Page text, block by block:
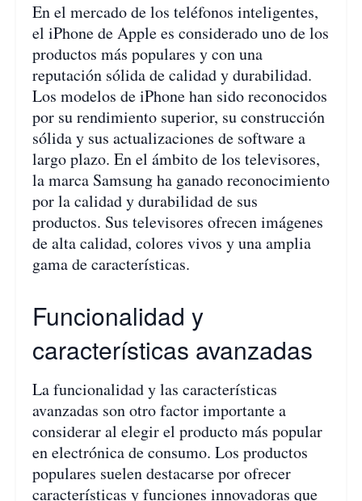
En el mercado de los teléfonos inteligentes,
el iPhone de Apple es considerado uno de los
productos más populares y con una
reputación sólida de calidad y durabilidad.
Los modelos de iPhone han sido reconocidos
por su rendimiento superior, su construcción
sólida y sus actualizaciones de software a
largo plazo. En el ámbito de los televisores,
la marca Samsung ha ganado reconocimiento
por la calidad y durabilidad de sus
productos. Sus televisores ofrecen imágenes
de alta calidad, colores vivos y una amplia
gama de características.
Funcionalidad y
características avanzadas
La funcionalidad y las características
avanzadas son otro factor importante a
considerar al elegir el producto más popular
en electrónica de consumo. Los productos
populares suelen destacarse por ofrecer
características y funciones innovadoras que